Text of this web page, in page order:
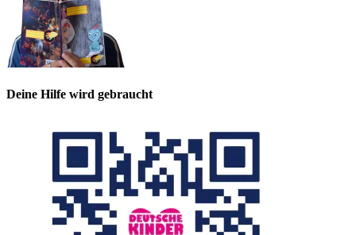
Deine Hilfe wird gebraucht